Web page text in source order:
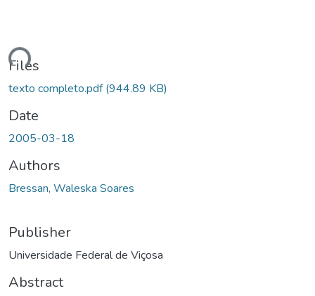
Loading...
Files
texto completo.pdf(944.89 KB)
Date
2005-03-18
Authors
Bressan, Waleska Soares
Publisher
Universidade Federal de Viçosa
Abstract